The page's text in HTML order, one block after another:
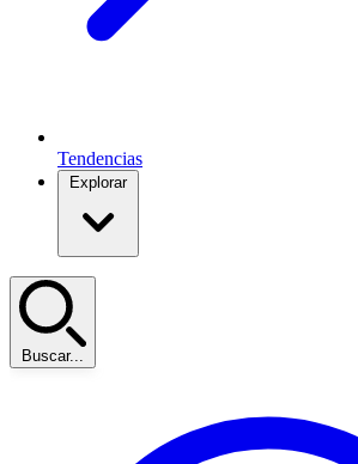
Tendencias
Explorar
Buscar...